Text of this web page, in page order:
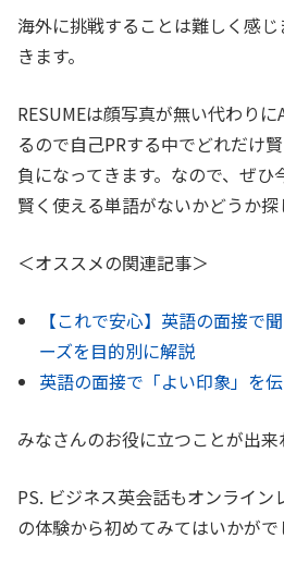
海外に挑戦することは難しく感
きます。
RESUMEは顔写真が無い代わり
るので自己PRする中でどれだけ
負になってきます。なので、ぜひ
賢く使える単語がないかどうか探
＜オススメの関連記事＞
【これで安心】英語の面接で
ーズを目的別に解説
英語の面接で「よい印象」を
みなさんのお役に立つことが出来
PS. ビジネス英会話もオンライン
の体験から初めてみてはいかがで